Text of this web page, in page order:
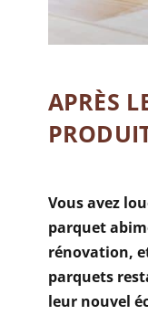
APRÈS
Vous avez
parquet
rénovation,
parquets
leur nouvel